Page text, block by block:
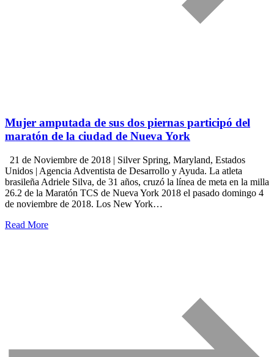
Mujer amputada de sus dos piernas participó del
maratón de la ciudad de Nueva York
21 de Noviembre de 2018 | Silver Spring, Maryland, Estados
Unidos | Agencia Adventista de Desarrollo y Ayuda. La atleta
brasileña Adriele Silva, de 31 años, cruzó la línea de meta en la milla
26.2 de la Maratón TCS de Nueva York 2018 el pasado domingo 4
de noviembre de 2018. Los New York…
Read More